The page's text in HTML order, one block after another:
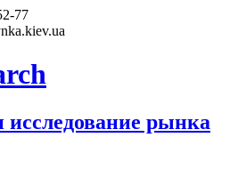
77
рынка